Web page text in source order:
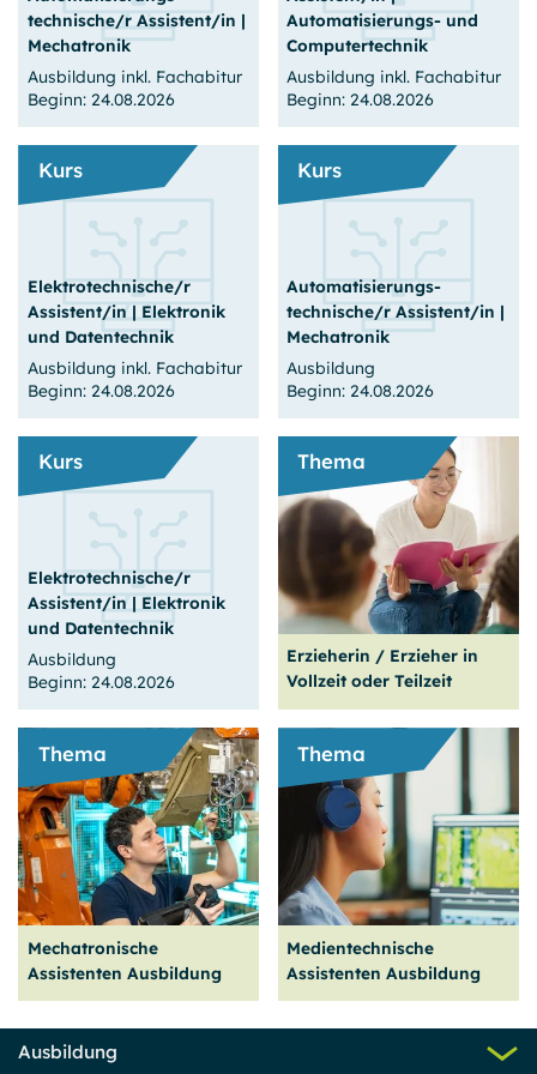
Ausbildung im sozialen
Bereich.
Weiterlesen
vielfältige Aufgaben in
verschiedenen Branchen.
Weiterlesen
technische/r Assistent/in |
Mechatronik
Ausbildung inkl. Fachabitur
Beginn: 24.08.2026
24.08.2026
3 Jahre (Vollzeit)
Prenzl. Berg
Plätze frei
Zum Angebot
Automatisierungs- und
Computertechnik
Ausbildung inkl. Fachabitur
Beginn: 24.08.2026
24.08.2026
3 Jahre (Vollzeit)
Prenzl. Berg
Plätze frei
Zum Angebot
Kurs
Elektrotechnische/r
Assistent/in | Elektronik
und Datentechnik
Ausbildung inkl. Fachabitur
Beginn: 24.08.2026
24.08.2026
3 Jahre (Vollzeit)
Prenzl. Berg
Plätze frei
Zum Angebot
Kurs
Automatisierungs­
technische/r Assistent/in |
Mechatronik
Ausbildung
Beginn: 24.08.2026
24.08.2026
2 Jahre (Vollzeit)
Prenzl. Berg
Plätze frei
Zum Angebot
Kurs
Elektrotechnische/r
Assistent/in | Elektronik
und Datentechnik
Ausbildung
Beginn: 24.08.2026
24.08.2026
2 Jahre (Vollzeit)
Prenzl. Berg
Plätze frei
Zum Angebot
Thema
Erzieherin / Erzieher in
Vollzeit oder Teilzeit
Mit der
Erzieherausbildung
machst du deine Stärken
zum Beruf.
Weiterlesen
Thema
Mechatronische
Assistenten Ausbildung
Das hier ist nichts für
Autoschrauber! Du wirst
Thema
Medientechnische
Assistenten Ausbildung
Ausbildung